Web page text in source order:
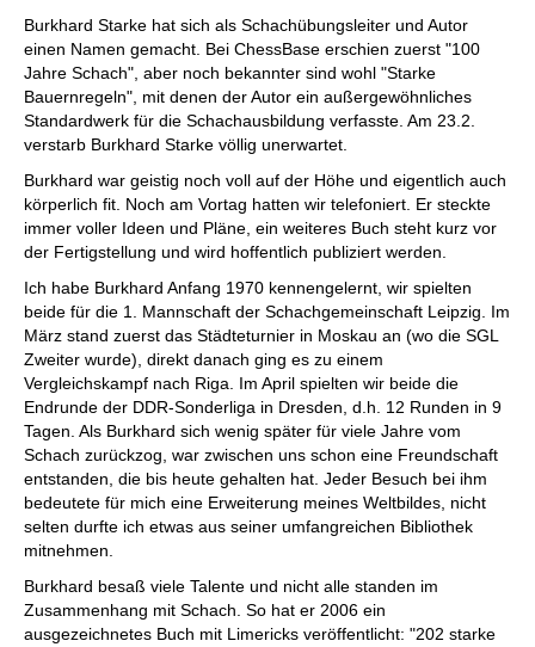
Burkhard Starke hat sich als Schachübungsleiter und Autor
einen Namen gemacht. Bei ChessBase erschien zuerst "100
Jahre Schach", aber noch bekannter sind wohl "Starke
Bauernregeln", mit denen der Autor ein außergewöhnliches
Standardwerk für die Schachausbildung verfasste. Am 23.2.
verstarb Burkhard Starke völlig unerwartet.
Burkhard war geistig noch voll auf der Höhe und eigentlich auch
körperlich fit. Noch am Vortag hatten wir telefoniert. Er steckte
immer voller Ideen und Pläne, ein weiteres Buch steht kurz vor
der Fertigstellung und wird hoffentlich publiziert werden.
Ich habe Burkhard Anfang 1970 kennengelernt, wir spielten
beide für die 1. Mannschaft der Schachgemeinschaft Leipzig. Im
März stand zuerst das Städteturnier in Moskau an (wo die SGL
Zweiter wurde), direkt danach ging es zu einem
Vergleichskampf nach Riga. Im April spielten wir beide die
Endrunde der DDR-Sonderliga in Dresden, d.h. 12 Runden in 9
Tagen. Als Burkhard sich wenig später für viele Jahre vom
Schach zurückzog, war zwischen uns schon eine Freundschaft
entstanden, die bis heute gehalten hat. Jeder Besuch bei ihm
bedeutete für mich eine Erweiterung meines Weltbildes, nicht
selten durfte ich etwas aus seiner umfangreichen Bibliothek
mitnehmen.
Burkhard besaß viele Talente und nicht alle standen im
Zusammenhang mit Schach. So hat er 2006 ein
ausgezeichnetes Buch mit Limericks veröffentlicht: "202 starke